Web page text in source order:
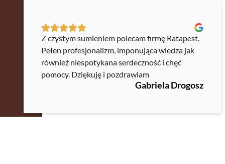
Z czystym sumieniem polecam firmę Ratapest.
Pełen profesjonalizm, imponująca wiedza jak
również niespotykana serdeczność i chęć
pomocy. Dziękuję i pozdrawiam
Gabriela Drogosz